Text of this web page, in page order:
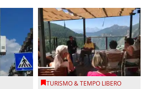
TURISMO & TEMPO LIBERO